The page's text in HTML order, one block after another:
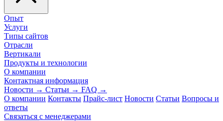
Опыт
Услуги
Типы сайтов
Отрасли
Вертикали
Продукты и технологии
О компании
Контактная информация
Новости → Статьи → FAQ →
О компании Контакты Прайс-лист Новости Статьи Вопросы и
ответы
Связаться с менеджерами